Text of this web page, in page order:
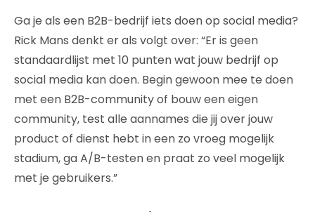
Ga je als een B2B-bedrijf iets doen op social media?
Rick Mans denkt er als volgt over: “Er is geen
standaardlijst met 10 punten wat jouw bedrijf op
social media kan doen. Begin gewoon mee te doen
met een B2B-community of bouw een eigen
community, test alle aannames die jij over jouw
product of dienst hebt in een zo vroeg mogelijk
stadium, ga A/B-testen en praat zo veel mogelijk
met je gebruikers.”